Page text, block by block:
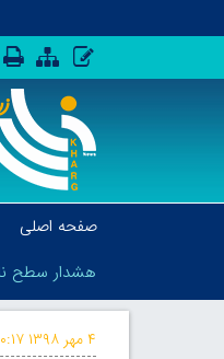
صفحه اصلی
هشدار سطح
۴ مهر ۱۳۹۸